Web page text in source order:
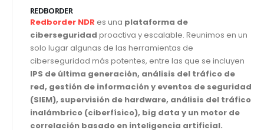
REDBORDER
Redborder NDR es una plataforma de
ciberseguridad proactiva y escalable. Reunimos en un
solo lugar algunas de las herramientas de
ciberseguridad más potentes, entre las que se incluyen
IPS de última generación, análisis del tráfico de
red, gestión de información y eventos de seguridad
(SIEM), supervisión de hardware, análisis del tráfico
inalámbrico (ciberfísico), big data y un motor de
correlación basado en inteligencia artificial.